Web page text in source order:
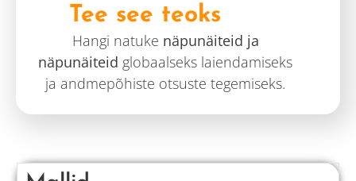
Tee see teoks
Hangi natuke näpunäiteid ja
näpunäiteid globaalseks laiendamiseks
ja andmepõhiste otsuste tegemiseks.